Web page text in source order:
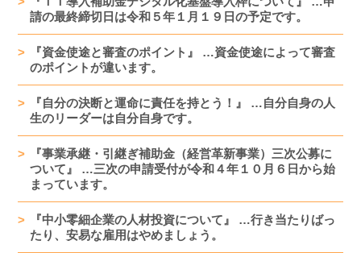
請の最終締切日は令和５年１月１９日の予定です。
『資金使途と審査のポイント』 …資金使途によって審査
のポイントが違います。
『自分の決断と運命に責任を持とう！』 …自分自身の人
生のリーダーは自分自身です。
『事業承継・引継ぎ補助金（経営革新事業）三次公募に
ついて』 …三次の申請受付が令和４年１０月６日から始
まっています。
『中小零細企業の人材投資について』 …行き当たりばっ
たり、安易な雇用はやめましょう。